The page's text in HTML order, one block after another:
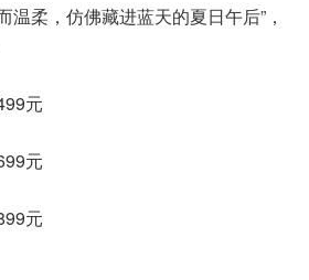
温柔，仿佛藏进蓝天的夏日午后”，
元
元
元